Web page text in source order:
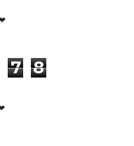
7 8